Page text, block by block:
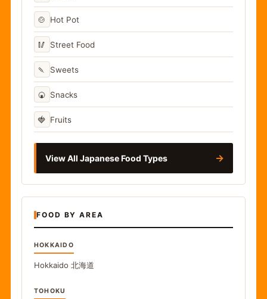
🍲 Hot Pot
🥢 Street Food
🍡 Sweets
🍘 Snacks
🍓 Fruits
View All Japanese Food Types →
FOOD BY AREA
HOKKAIDO
Hokkaido 北海道
TOHOKU